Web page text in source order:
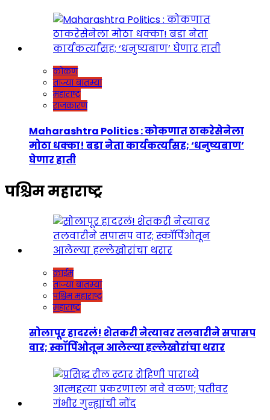
कोकण
ताज्या बातम्या
महाराष्ट्र
राजकारण
Maharashtra Politics : कोकणात ठाकरेसेनेला
मोठा धक्का! बडा नेता कार्यकर्त्यांसह; ‘धनुष्यबाण’
घेणार हाती
पश्चिम महाराष्ट्र
क्राईम
ताज्या बातम्या
पश्चिम महाराष्ट्र
महाराष्ट्र
सोलापूर हादरलं! शेतकरी नेत्यावर तलवारीने सपासप
वार; स्कॉर्पिओतून आलेल्या हल्लेखोरांचा थरार